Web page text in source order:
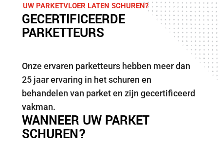
UW PARKETVLOER LATEN SCHUREN?
GECERTIFICEERDE
PARKETTEURS
Onze ervaren parketteurs hebben meer dan
25 jaar ervaring in het schuren en
behandelen van parket en zijn gecertificeerd
vakman.
WANNEER UW PARKET
SCHUREN?